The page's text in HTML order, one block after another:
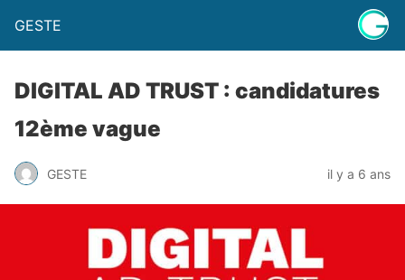
GESTE
DIGITAL AD TRUST : candidatures
12ème vague
GESTE il y a 6 ans